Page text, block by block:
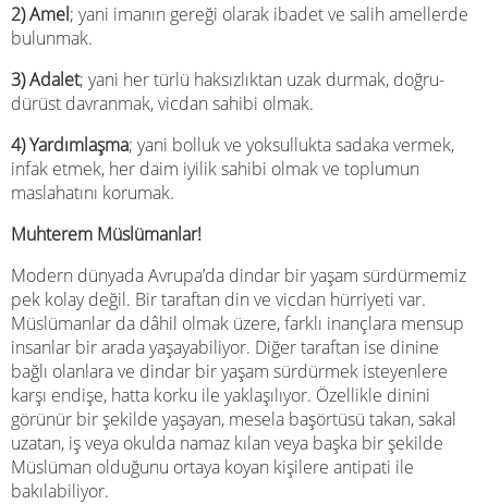
2) Amel; yani imanın gereği olarak ibadet ve salih amellerde
bulunmak.
3) Adalet; yani her türlü haksızlıktan uzak durmak, doğru-
dürüst davranmak, vicdan sahibi olmak.
4) Yardımlaşma; yani bolluk ve yoksullukta sadaka vermek,
infak etmek, her daim iyilik sahibi olmak ve toplumun
maslahatını korumak.
Muhterem Müslümanlar!
Modern dünyada Avrupa’da dindar bir yaşam sürdürmemiz
pek kolay değil. Bir taraftan din ve vicdan hürriyeti var.
Müslümanlar da dâhil olmak üzere, farklı inançlara mensup
insanlar bir arada yaşayabiliyor. Diğer taraftan ise dinine
bağlı olanlara ve dindar bir yaşam sürdürmek isteyenlere
karşı endişe, hatta korku ile yaklaşılıyor. Özellikle dinini
görünür bir şekilde yaşayan, mesela başörtüsü takan, sakal
uzatan, iş veya okulda namaz kılan veya başka bir şekilde
Müslüman olduğunu ortaya koyan kişilere antipati ile
bakılabiliyor.